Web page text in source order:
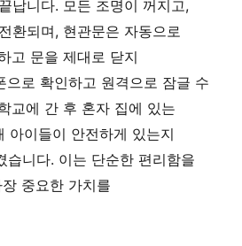
납니다. 모든 조명이 꺼지고,
환되며, 현관문은 자동으로
고 문을 제대로 닫지
으로 확인하고 원격으로 잠글 수
교에 간 후 혼자 집에 있는
아이들이 안전하게 있는지
습니다. 이는 단순한 편리함을
장 중요한 가치를